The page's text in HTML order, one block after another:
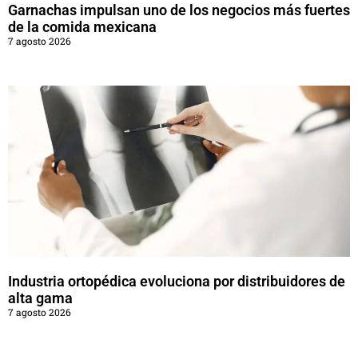
Garnachas impulsan uno de los negocios más fuertes
de la comida mexicana
7 agosto 2026
Industria ortopédica evoluciona por distribuidores de
alta gama
7 agosto 2026